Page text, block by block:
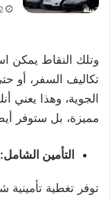
وتلك النقاط يمكن
تكاليف السفر، أو
الجوية، وهذا
مميزة، بل ستوفر
التأمين الشامل:
توفر تغطية تأمينية